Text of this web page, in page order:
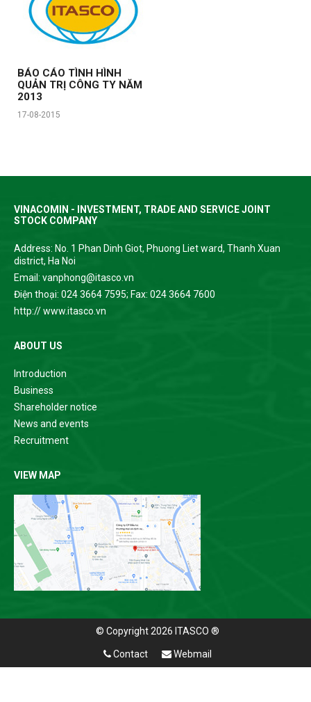
BÁO CÁO TÌNH HÌNH
QUẢN TRỊ CÔNG TY NĂM
2013
17-08-2015
VINACOMIN - INVESTMENT, TRADE AND SERVICE JOINT
STOCK COMPANY
Address: No. 1 Phan Dinh Giot, Phuong Liet ward, Thanh Xuan
district, Ha Noi
Email: vanphong@itasco.vn
Điện thoại: 024 3664 7595; Fax: 024 3664 7600
http:// www.itasco.vn
ABOUT US
Introduction
Business
Shareholder notice
News and events
Recruitment
VIEW MAP
© Copyright 2026 ITASCO ®
Contact Webmail